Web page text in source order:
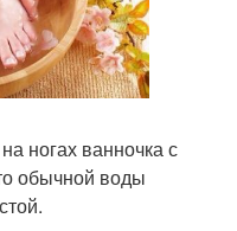
ногах ванночка с
обычной воды